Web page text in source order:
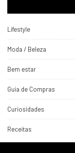
Lifestyle
Moda / Beleza
Bem estar
Guia de Compras
Curiosidades
Receitas